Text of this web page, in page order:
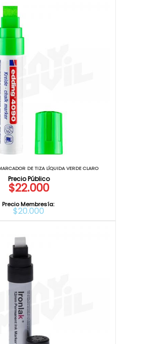
DE TIZA LÍQUIDA VERDE CLARO
$22.000
Precio Membresía:
$20.000